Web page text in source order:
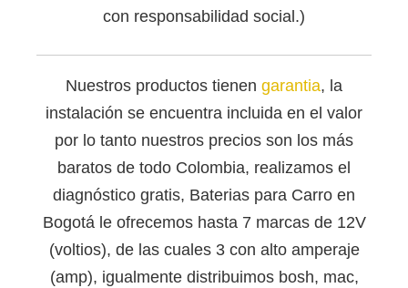
con responsabilidad social.)
Nuestros productos tienen garantia, la
instalación se encuentra incluida en el valor
por lo tanto nuestros precios son los más
baratos de todo Colombia, realizamos el
diagnóstico gratis, Baterias para Carro en
Bogotá le ofrecemos hasta 7 marcas de 12V
(voltios), de las cuales 3 con alto amperaje
(amp), igualmente distribuimos bosh, mac,